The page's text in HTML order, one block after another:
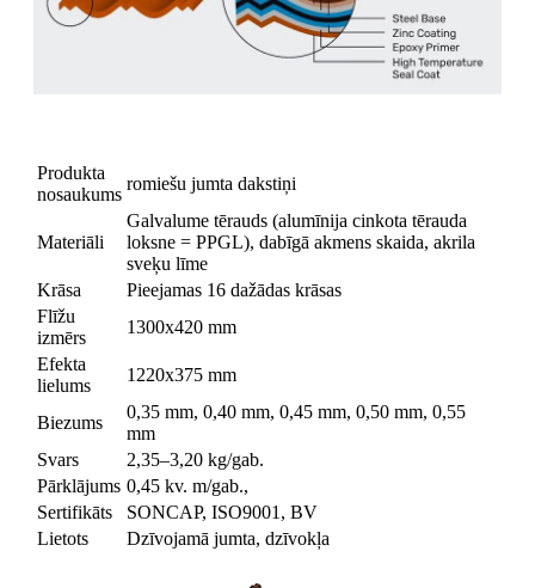
Produkta
nosaukums
romiešu jumta dakstiņi
Materiāli
Galvalume tērauds (alumīnija cinkota tērauda
loksne = PPGL), dabīgā akmens skaida, akrila
sveķu līme
Krāsa
Pieejamas 16 dažādas krāsas
Flīžu
izmērs
1300x420 mm
Efekta
lielums
1220x375 mm
Biezums
0,35 mm, 0,40 mm, 0,45 mm, 0,50 mm, 0,55
mm
Svars
2,35–3,20 kg/gab.
Pārklājums 0,45 kv. m/gab.,
Sertifikāts
SONCAP, ISO9001, BV
Lietots
Dzīvojamā jumta, dzīvokļa